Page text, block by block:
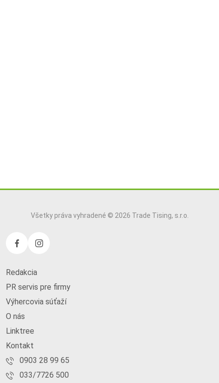
Všetky práva vyhradené © 2026 Trade Tising, s.r.o.
Redakcia
PR servis pre firmy
Výhercovia súťaží
O nás
Linktree
Kontakt
0903 28 99 65
033/7726 500